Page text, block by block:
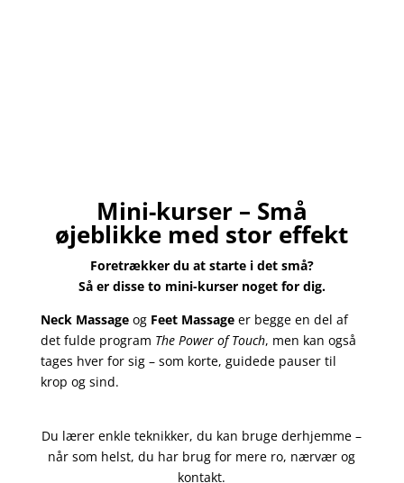
Mini-kurser – Små
øjeblikke med stor effekt
Foretrækker du at starte i det små?
Så er disse to mini-kurser noget for dig.
Neck Massageog Feet Massageer begge en del af
det fulde program The Power of Touch, men kan også
tages hver for sig – som korte, guidede pauser til
krop og sind.
Du lærer enkle teknikker, du kan bruge derhjemme –
når som helst, du har brug for mere ro, nærvær og
kontakt.